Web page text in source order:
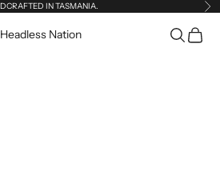
IN TASMANIA.
Headless Nation OpenOpen